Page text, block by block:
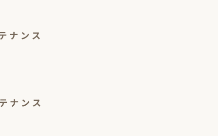
ナンス
ナンス